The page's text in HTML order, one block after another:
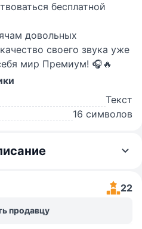
бесплатной
довольных
своего звука уже
мир Премиум! 🎧🔥
Текст
16 символов
22
продавцу